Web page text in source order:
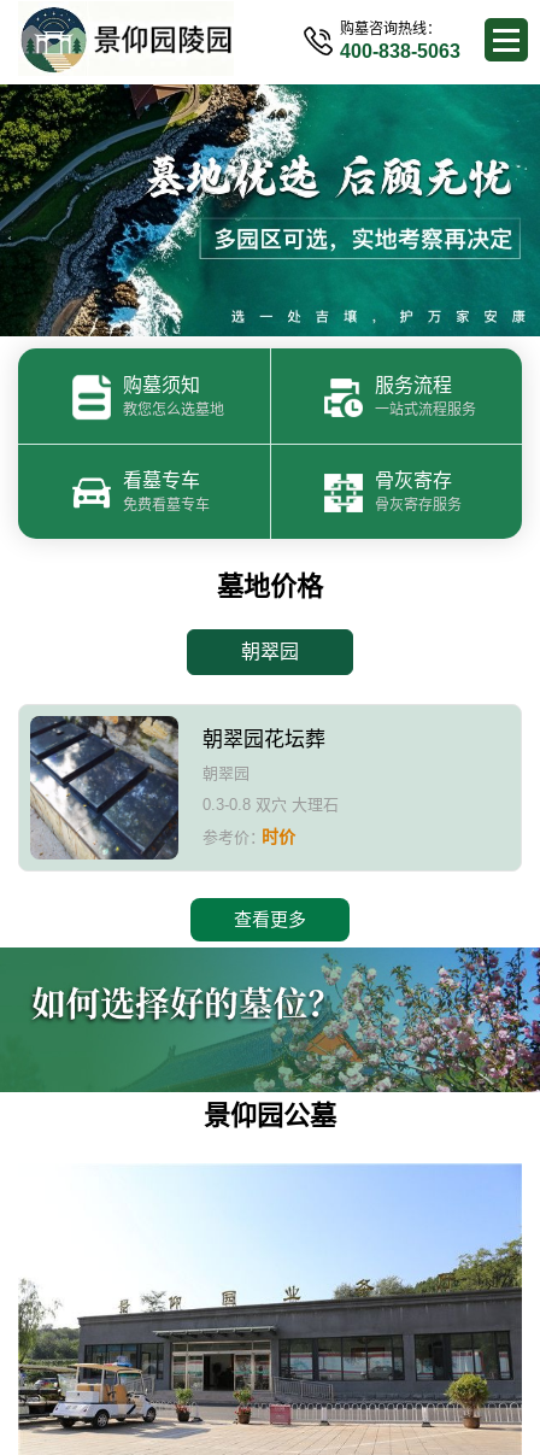
购墓咨询热线：
400-838-5063
购墓须知
教您怎么选墓地
服务流程
一站式流程服务
看墓专车
免费看墓专车
骨灰寄存
骨灰寄存服务
墓地价格
朝翠园
朝翠园花坛葬
朝翠园
0.3-0.8 双穴 大理石
参考价：时价
查看更多
景仰园公墓